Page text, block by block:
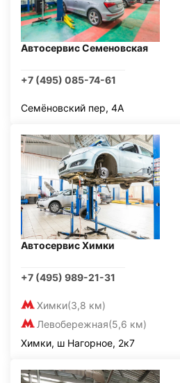
Автосервис Семеновская
+7 (495) 085-74-61
Семёновский пер, 4А
Автосервис Химки
+7 (495) 989-21-31
Химки(3,8 км)
Левобережная(5,6 км)
Химки, ш Нагорное, 2к7